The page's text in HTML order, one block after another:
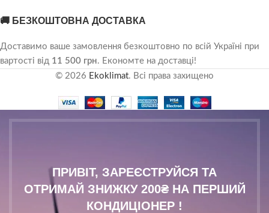
🚚 БЕЗКОШТОВНА ДОСТАВКА
Доставимо ваше замовлення безкоштовно по всій Україні при
вартості від 11 500 грн. Економте на доставці!
© 2026 Ekoklimat. Всі права захищено
ПРИВІТ, ЗАРЕЄСТРУЙСЯ ТА
ОТРИМАЙ ЗНИЖКУ 200₴ НА ПЕРШИЙ
КОНДИЦІОНЕР !